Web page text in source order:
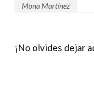
Mona Martínez
¡No olvides dejar